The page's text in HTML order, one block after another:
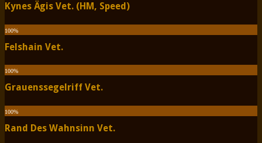
Kynes Ägis Vet. (HM, Speed)
100%
Felshain Vet.
100%
Grauenssegelriff Vet.
100%
Rand Des Wahnsinn Vet.